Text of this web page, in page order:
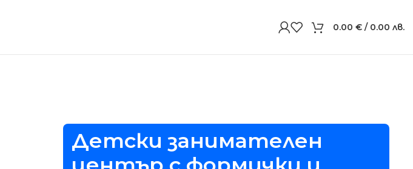
0.00 € / 0.00 лв.
Детски занимателен